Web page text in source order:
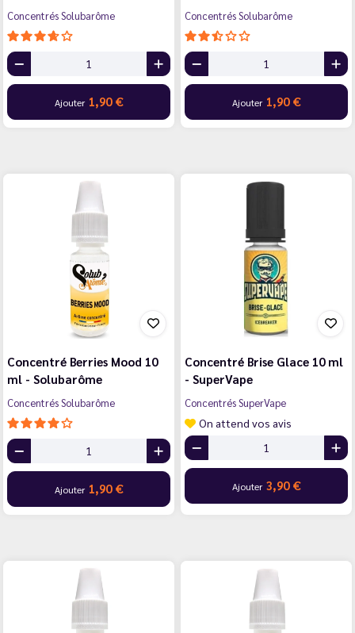
Concentrés Solubarôme
Ajouter 1,90 €
Concentrés Solubarôme
Ajouter 1,90 €
Concentré Berries Mood 10
ml - Solubarôme
Concentrés Solubarôme
Ajouter 1,90 €
Concentré Brise Glace 10 ml
- SuperVape
Concentrés SuperVape
On attend vos avis
Ajouter 3,90 €